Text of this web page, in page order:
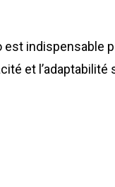
est indispensable
et